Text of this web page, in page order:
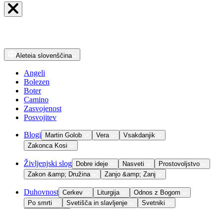
Aleteia slovenščina
Angeli
Bolezen
Boter
Camino
Zasvojenost
Posvojitev
Blogi Martin Golob Vera
Vsakdanjik
Zakonca Kosi
Življenjski slog Dobre ideje Nasveti
Prostovoljstvo
Zakon &amp; Družina
Zanjo &amp; Zanj
Duhovnost Cerkev Liturgija
Odnos z Bogom
Po smrti
Svetišča in slavljenje
Svetniki